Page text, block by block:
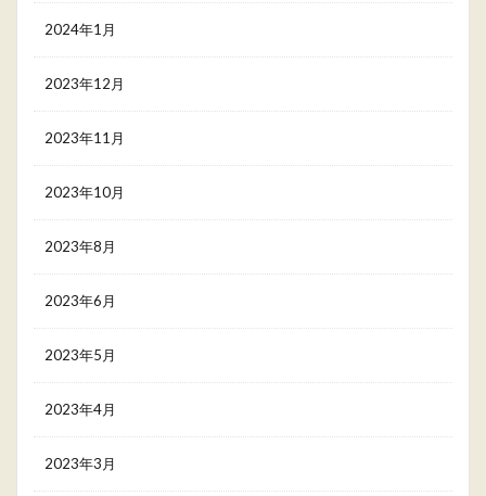
2024年1月
2023年12月
2023年11月
2023年10月
2023年8月
2023年6月
2023年5月
2023年4月
2023年3月